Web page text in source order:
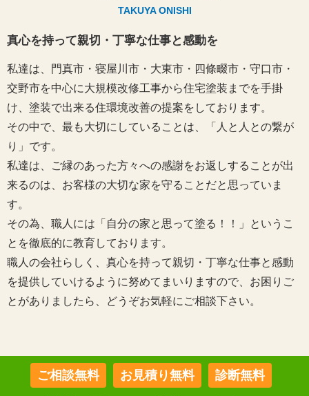
TAKUYA ONISHI
真心を持って親切・丁寧な仕事と感動を
私達は、門真市・寝屋川市・大東市・四條畷市・守口市・
交野市を中心に大規模改修工事から住宅塗装までを手掛
け、塗装で出来る住環境改善の提案をしております。
その中で、最も大切にしていることは、「人と人との繋が
り」です。
私達は、ご縁のあった方々への感謝をお返しすることが出
来るのは、お客様の大切な家を守ることだと思っていま
す。
その為、職人には「自分の家と思って塗る！！」というこ
とを徹底的に教育しております。
職人の会社らしく、真心を持って親切・丁寧な仕事と感動
を提供していけるように努めてまいりますので、お困りご
とがありましたら、どうぞお気軽にご相談下さい。
ご相談無料 お見積り無料 診断無料